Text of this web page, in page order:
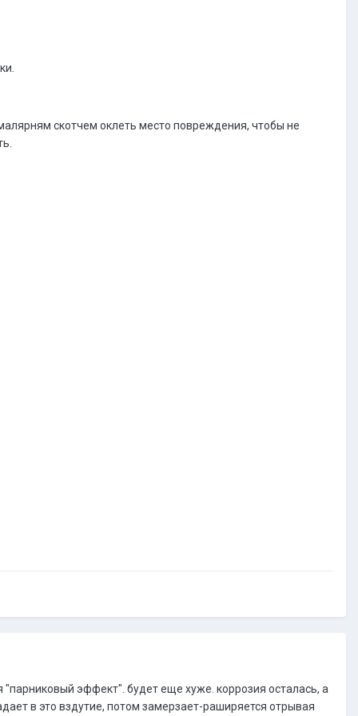
скотчем оклеть место повреждения, чтобы не
эффект". будет еще хуже. коррозия осталась, а
в это вздутие, потом замерзает-раширяется отрывая